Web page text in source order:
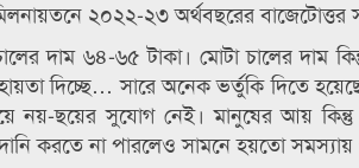
২০২২-২৩ অর্থবছরের বাজেটোত্তর
দাম ৬৪-৬৫ টাকা। মোটা চালের দাম
দিচ্ছে… সারে অনেক ভর্তুকি দিতে
নয়-ছয়ের সুযোগ নেই। মানুষের আয়
করতে না পারলেও সামনে হয়তো